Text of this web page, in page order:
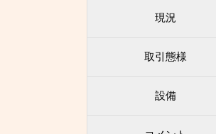
現況
取引態様
設備